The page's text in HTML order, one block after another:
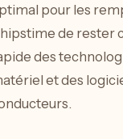
pour les
de rester
des
et des